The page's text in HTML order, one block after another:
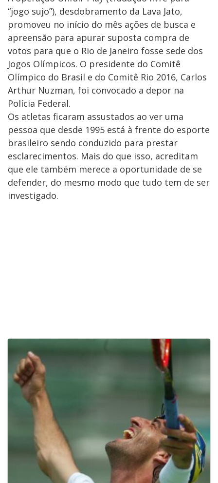
“jogo sujo”), desdobramento da Lava Jato,
promoveu no início do mês ações de busca e
apreensão para apurar suposta compra de
votos para que o Rio de Janeiro fosse sede dos
Jogos Olímpicos. O presidente do Comitê
Olímpico do Brasil e do Comitê Rio 2016, Carlos
Arthur Nuzman, foi convocado a depor na
Polícia Federal.
Os atletas ficaram assustados ao ver uma
pessoa que desde 1995 está à frente do esporte
brasileiro sendo conduzido para prestar
esclarecimentos. Mais do que isso, acreditam
que ele também merece a oportunidade de se
defender, do mesmo modo que tudo tem de ser
investigado.